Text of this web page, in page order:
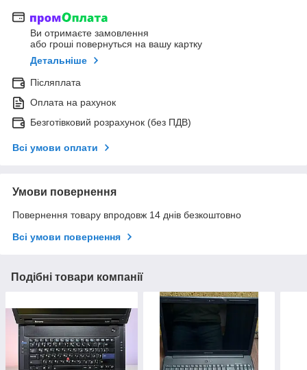
Ви отримаєте замовлення
або гроші повернуться на вашу картку
Детальніше
Післяплата
Оплата на рахунок
Безготівковий розрахунок (без ПДВ)
Всі умови оплати
Умови повернення
Повернення товару впродовж 14 днів безкоштовно
Всі умови повернення
Подібні товари компанії